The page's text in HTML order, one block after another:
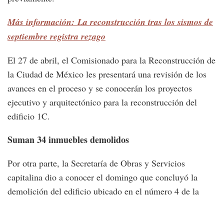
Más información: La reconstrucción tras los sismos de
septiembre registra rezago
El 27 de abril, el Comisionado para la Reconstrucción de
la Ciudad de México les presentará una revisión de los
avances en el proceso y se conocerán los proyectos
ejecutivo y arquitectónico para la reconstrucción del
edificio 1C.
Suman 34 inmuebles demolidos
Por otra parte, la Secretaría de Obras y Servicios
capitalina dio a conocer el domingo que concluyó la
demolición del edificio ubicado en el número 4 de la